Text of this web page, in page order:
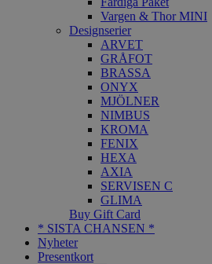
Vargen & Thor MINI
Designserier
ARVET
GRÅFOT
BRASSA
ONYX
MJÖLNER
NIMBUS
KROMA
FENIX
HEXA
AXIA
SERVISEN C
GLIMA
Buy Gift Card
* SISTA CHANSEN *
Nyheter
Presentkort